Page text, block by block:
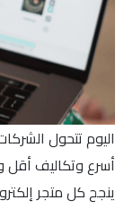
اليوم تتحول
أسرع وتكاليف أقل
ينجح كل متجر